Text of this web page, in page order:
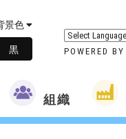
景色
POWERED BY
組織